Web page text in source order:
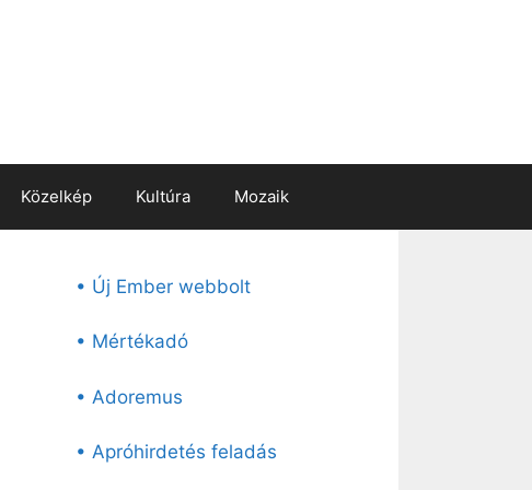
Közelkép Kultúra Mozaik
• Új Ember webbolt
• Mértékadó
• Adoremus
• Apróhirdetés feladás